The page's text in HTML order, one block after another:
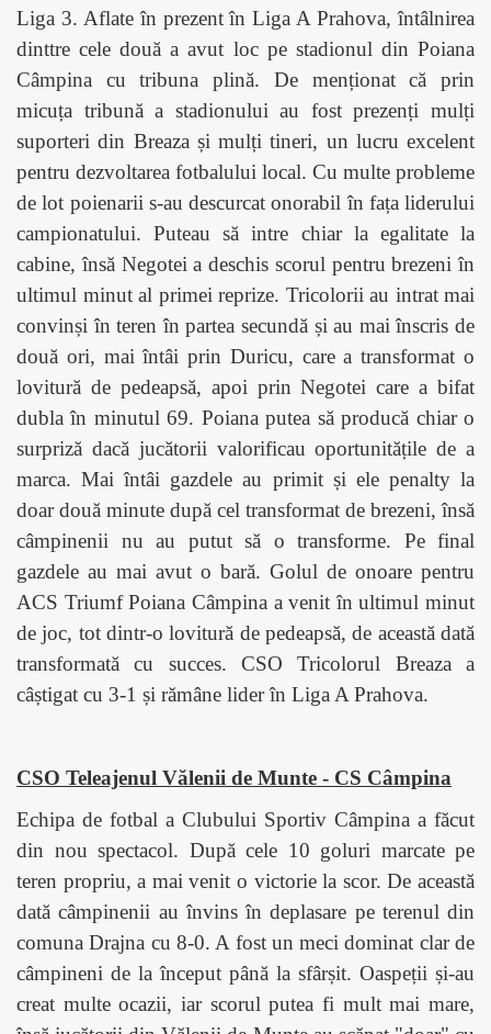
Liga 3. Aflate în prezent în Liga A Prahova, întâlnirea
dinttre cele două a avut loc pe stadionul din Poiana
Câmpina cu tribuna plină. De menționat că prin
micuța tribună a stadionului au fost prezenți mulți
suporteri din Breaza și mulți tineri, un lucru excelent
pentru dezvoltarea fotbalului local. Cu multe probleme
de lot poienarii s-au descurcat onorabil în fața liderului
campionatului. Puteau să intre chiar la egalitate la
cabine, însă Negotei a deschis scorul pentru brezeni în
ultimul minut al primei reprize. Tricolorii au intrat mai
convinși în teren în partea secundă și au mai înscris de
două ori, mai întâi prin Duricu, care a transformat o
lovitură de pedeapsă, apoi prin Negotei care a bifat
dubla în minutul 69. Poiana putea să producă chiar o
surpriză dacă jucătorii valorificau oportunitățile de a
marca. Mai întâi gazdele au primit și ele penalty la
doar două minute după cel transformat de brezeni, însă
câmpinenii nu au putut să o transforme. Pe final
gazdele au mai avut o bară. Golul de onoare pentru
ACS Triumf Poiana Câmpina a venit în ultimul minut
de joc, tot dintr-o lovitură de pedeapsă, de această dată
transformată cu succes. CSO Tricolorul Breaza a
câștigat cu 3-1 și rămâne lider în Liga A Prahova.
CSO Teleajenul Vălenii de Munte - CS Câmpina
Echipa de fotbal a Clubului Sportiv Câmpina a făcut
din nou spectacol. După cele 10 goluri marcate pe
teren propriu, a mai venit o victorie la scor. De această
dată câmpinenii au învins în deplasare pe terenul din
comuna Drajna cu 8-0. A fost un meci dominat clar de
câmpineni de la început până la sfârșit. Oaspeții și-au
creat multe ocazii, iar scorul putea fi mult mai mare,